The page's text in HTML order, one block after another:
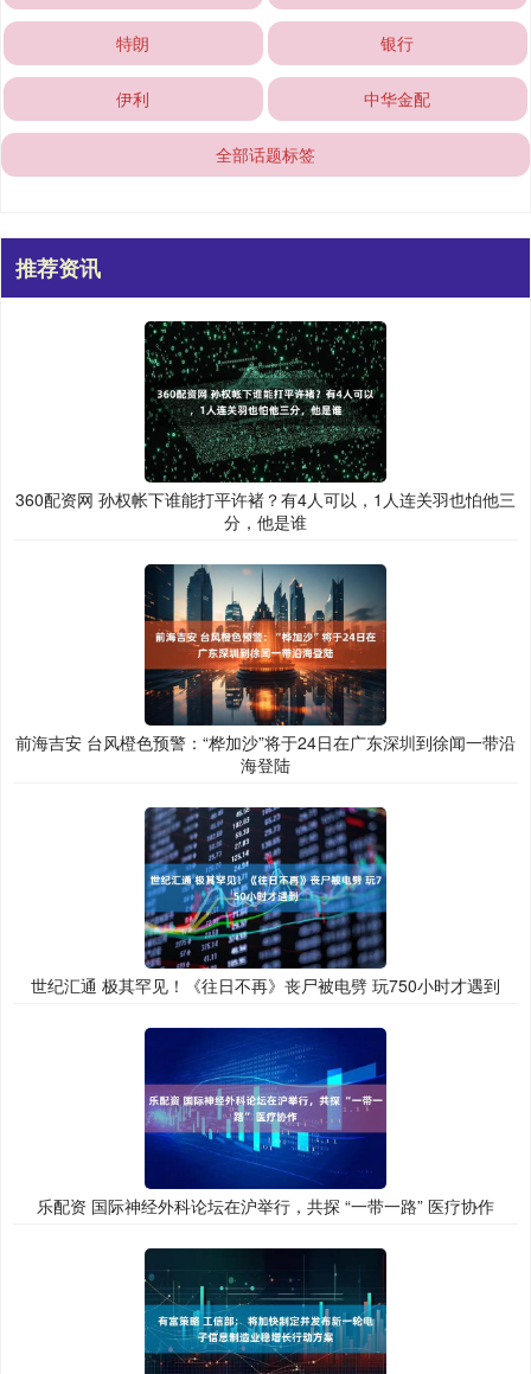
特朗 银行
伊利 中华金配
全部话题标签
推荐资讯
360配资网 孙权帐下谁能打平许褚？有4人可以，1人连关羽也怕他三
分，他是谁
前海吉安 台风橙色预警：“桦加沙”将于24日在广东深圳到徐闻一带沿
海登陆
世纪汇通 极其罕见！《往日不再》丧尸被电劈 玩750小时才遇到
乐配资 国际神经外科论坛在沪举行，共探 “一带一路” 医疗协作